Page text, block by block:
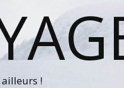
ailleurs !